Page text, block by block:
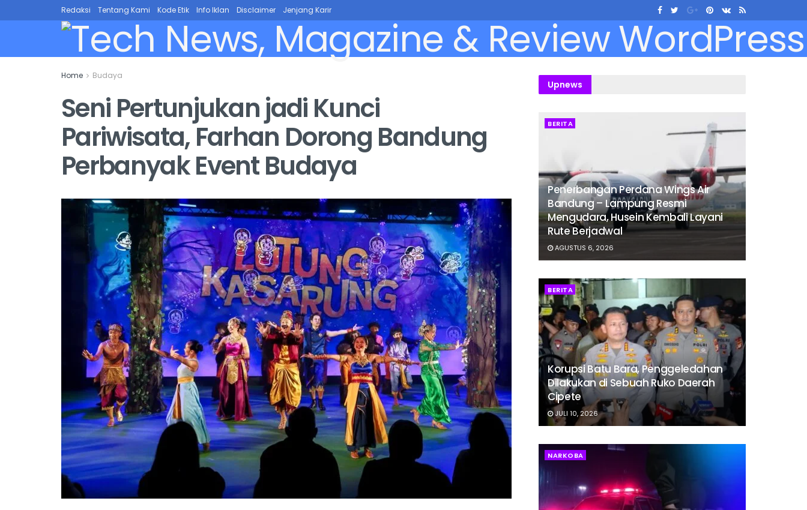
Redaksi Tentang Kami Kode Etik Info Iklan Disclaimer Jenjang Karir
Home Budaya
Seni Pertunjukan jadi Kunci
Pariwisata, Farhan Dorong Bandung
Perbanyak Event Budaya
Upnews
BERITA
Penerbangan Perdana Wings Air
Bandung – Lampung Resmi
Mengudara, Husein Kembali Layani
Rute Berjadwal
AGUSTUS 6, 2026
BERITA
Korupsi Batu Bara, Penggeledahan
Dilakukan di Sebuah Ruko Daerah
Cipete
JULI 10, 2026
NARKOBA